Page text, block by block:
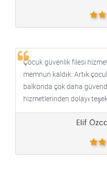
Çocuk güvenlik filesi
memnun kaldık. Artık
balkonda çok daha
hizmetlerinden dolayı
Elif